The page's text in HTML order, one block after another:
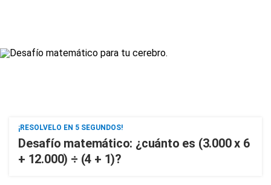
¡RESOLVELO EN 5 SEGUNDOS!
Desafío matemático: ¿cuánto es (3.000 x 6
+ 12.000) ÷ (4 + 1)?